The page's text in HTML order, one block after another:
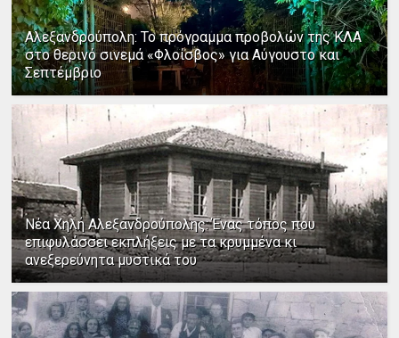
Αλεξανδρούπολη: Το πρόγραμμα προβολών της ΚΛΑ
στο θερινό σινεμά «Φλοίσβος» για Αύγουστο και
Σεπτέμβριο
Νέα Χηλή Αλεξανδρούπολης: Ένας τόπος που
επιφυλάσσει εκπλήξεις με τα κρυμμένα κι
ανεξερεύνητα μυστικά του